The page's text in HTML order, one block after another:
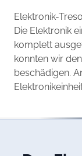
Elektronik-
Die Elektronik
komplett
konnten wir
beschädigen.